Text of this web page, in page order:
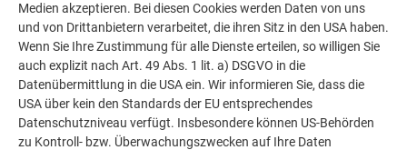
Die PREFA Referenzgalerie zeigt, wie vielseitig
Aluminium eingesetzt werden kann. Entdecken Sie
weitere beeindruckende Projekte mit den langlebigen
PREFA Aluminiumlösungen für Dach, Solar und
Fassade.
Medien akzeptieren. Bei diesen Cookies werden Daten von uns
und von Drittanbietern verarbeitet, die ihren Sitz in den USA haben.
Wenn Sie Ihre Zustimmung für alle Dienste erteilen, so willigen Sie
auch explizit nach Art. 49 Abs. 1 lit. a) DSGVO in die
Datenübermittlung in die USA ein. Wir informieren Sie, dass die
USA über kein den Standards der EU entsprechendes
Datenschutzniveau verfügt. Insbesondere können US-Behörden
zu Kontroll- bzw. Überwachungszwecken auf Ihre Daten